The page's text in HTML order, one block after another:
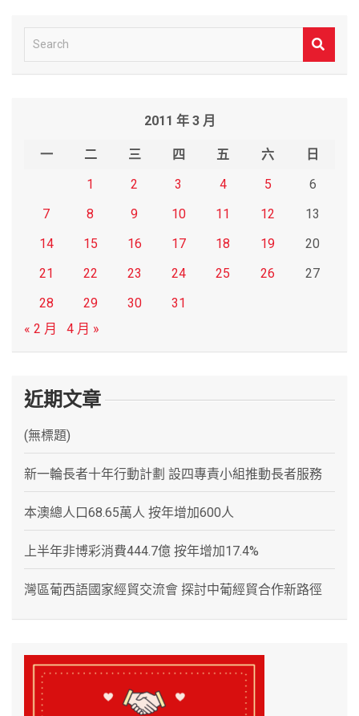
e
2011 年 3 月
一 二 三 四 五 六
日
1
2 3 4 5
6
7
8 9 10 11 12
13
14
15 16 17 18 19
20
21
22 23 24 25 26
27
28
29 30
31
« 2 月
4 月 »
近期文章
(無標題)
新一輪長者十年行動計劃 設四專責小組推動長者服務
本澳總人口68.65萬人 按年增加600人
上半年非博彩消費444.7億 按年增加17.4%
灣區葡西語國家經貿交流會 探討中葡經貿合作新路徑